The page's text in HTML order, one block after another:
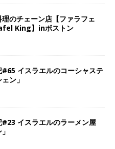
のチェーン店【ファラフェ
King】inボストン
イスラエルのコーシャステ
ン」
イスラエルのラーメン屋